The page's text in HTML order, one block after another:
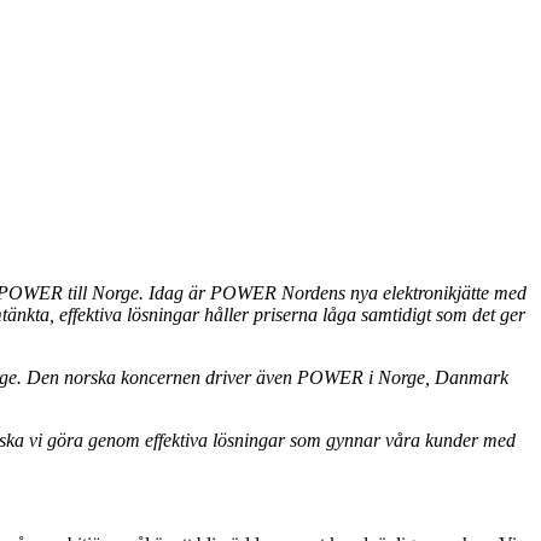
till Norge. Idag är POWER Nordens nya elektronikjätte med
effektiva lösningar håller priserna låga samtidigt som det ger
Den norska koncernen driver även POWER i Norge, Danmark
vi göra genom effektiva lösningar som gynnar våra kunder med